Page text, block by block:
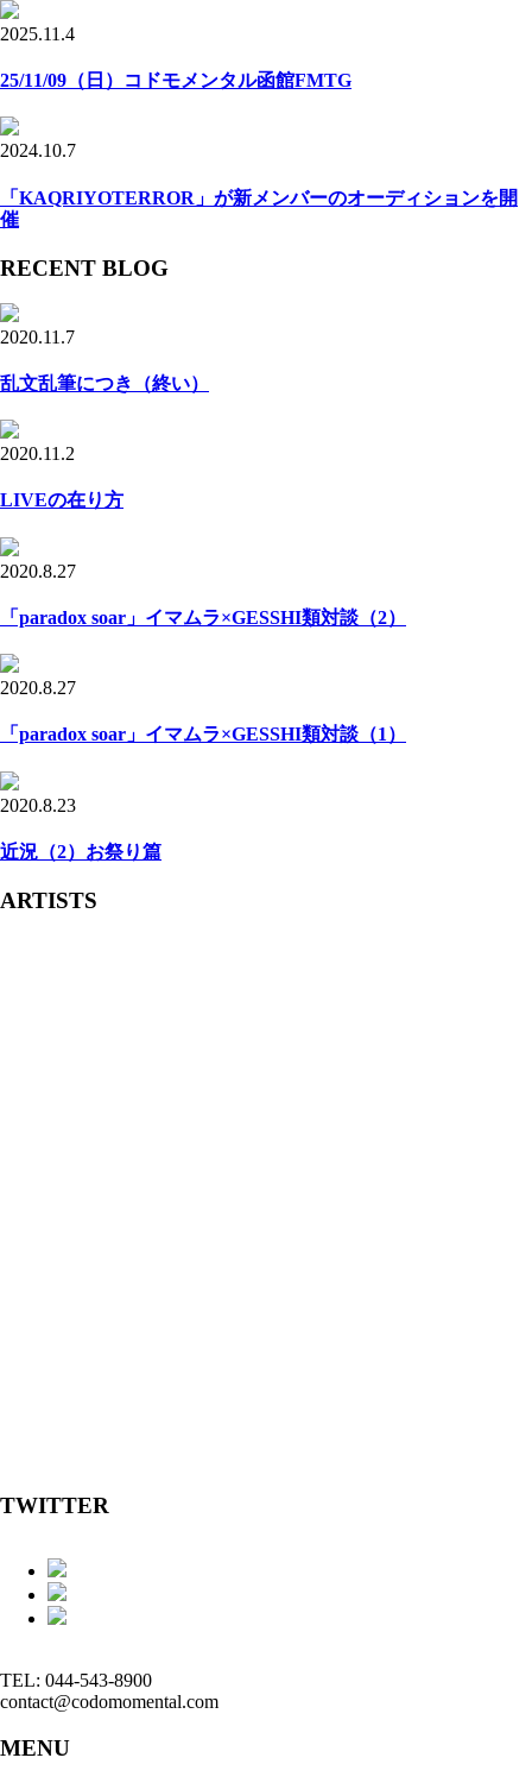
2025.11.4
25/11/09（日）コドモメンタル函館FMTG
2024.10.7
「KAQRIYOTERROR」が新メンバーのオーディションを開
催
RECENT BLOG
2020.11.7
乱文乱筆につき（終い）
2020.11.2
LIVEの在り方
2020.8.27
「paradox soar」イマムラ×GESSHI類対談（2）
2020.8.27
「paradox soar」イマムラ×GESSHI類対談（1）
2020.8.23
近況（2）お祭り篇
ARTISTS
TWITTER
TEL: 044-543-8900
contact@codomomental.com
MENU